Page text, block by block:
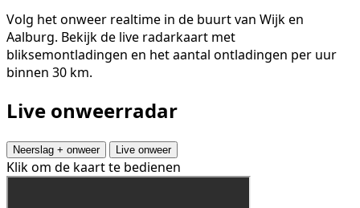
Volg het onweer realtime in de buurt van Wijk en
Aalburg. Bekijk de live radarkaart met
bliksemontladingen en het aantal ontladingen per uur
binnen 30 km.
Live onweerradar
Neerslag + onweer Live onweer
Klik om de kaart te bedienen